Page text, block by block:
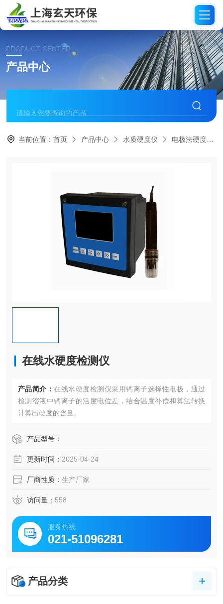
PRODUCT CENTER
产品中心
当前位置：首页 产品中心 水质硬度仪 电极法硬度仪
在线水硬度检测仪
产品简介： 在线水硬度检测仪采用钙离子选择性电极，通过
检测溶液中钙离子的活度电位差，结合温度补偿和算法转换
计算出硬度的含量。
产品型号：
更新时间： 2025-04-24
厂商性质： 生产厂家
访问量： 558
服务热线
021-51096281
产品分类